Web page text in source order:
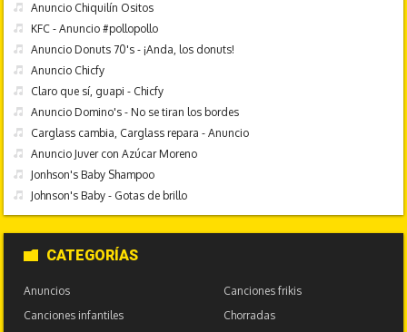
Anuncio Chiquilín Ositos
KFC - Anuncio #pollopollo
Anuncio Donuts 70's - ¡Anda, los donuts!
Anuncio Chicfy
Claro que sí, guapi - Chicfy
Anuncio Domino's - No se tiran los bordes
Carglass cambia, Carglass repara - Anuncio
Anuncio Juver con Azúcar Moreno
Jonhson's Baby Shampoo
Johnson's Baby - Gotas de brillo
CATEGORÍAS
Anuncios
Canciones frikis
Canciones infantiles
Chorradas